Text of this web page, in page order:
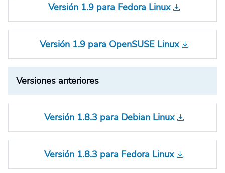
Versión 1.9 para Fedora Linux
Versión 1.9 para OpenSUSE Linux
Versiones anteriores
Versión 1.8.3 para Debian Linux
Versión 1.8.3 para Fedora Linux